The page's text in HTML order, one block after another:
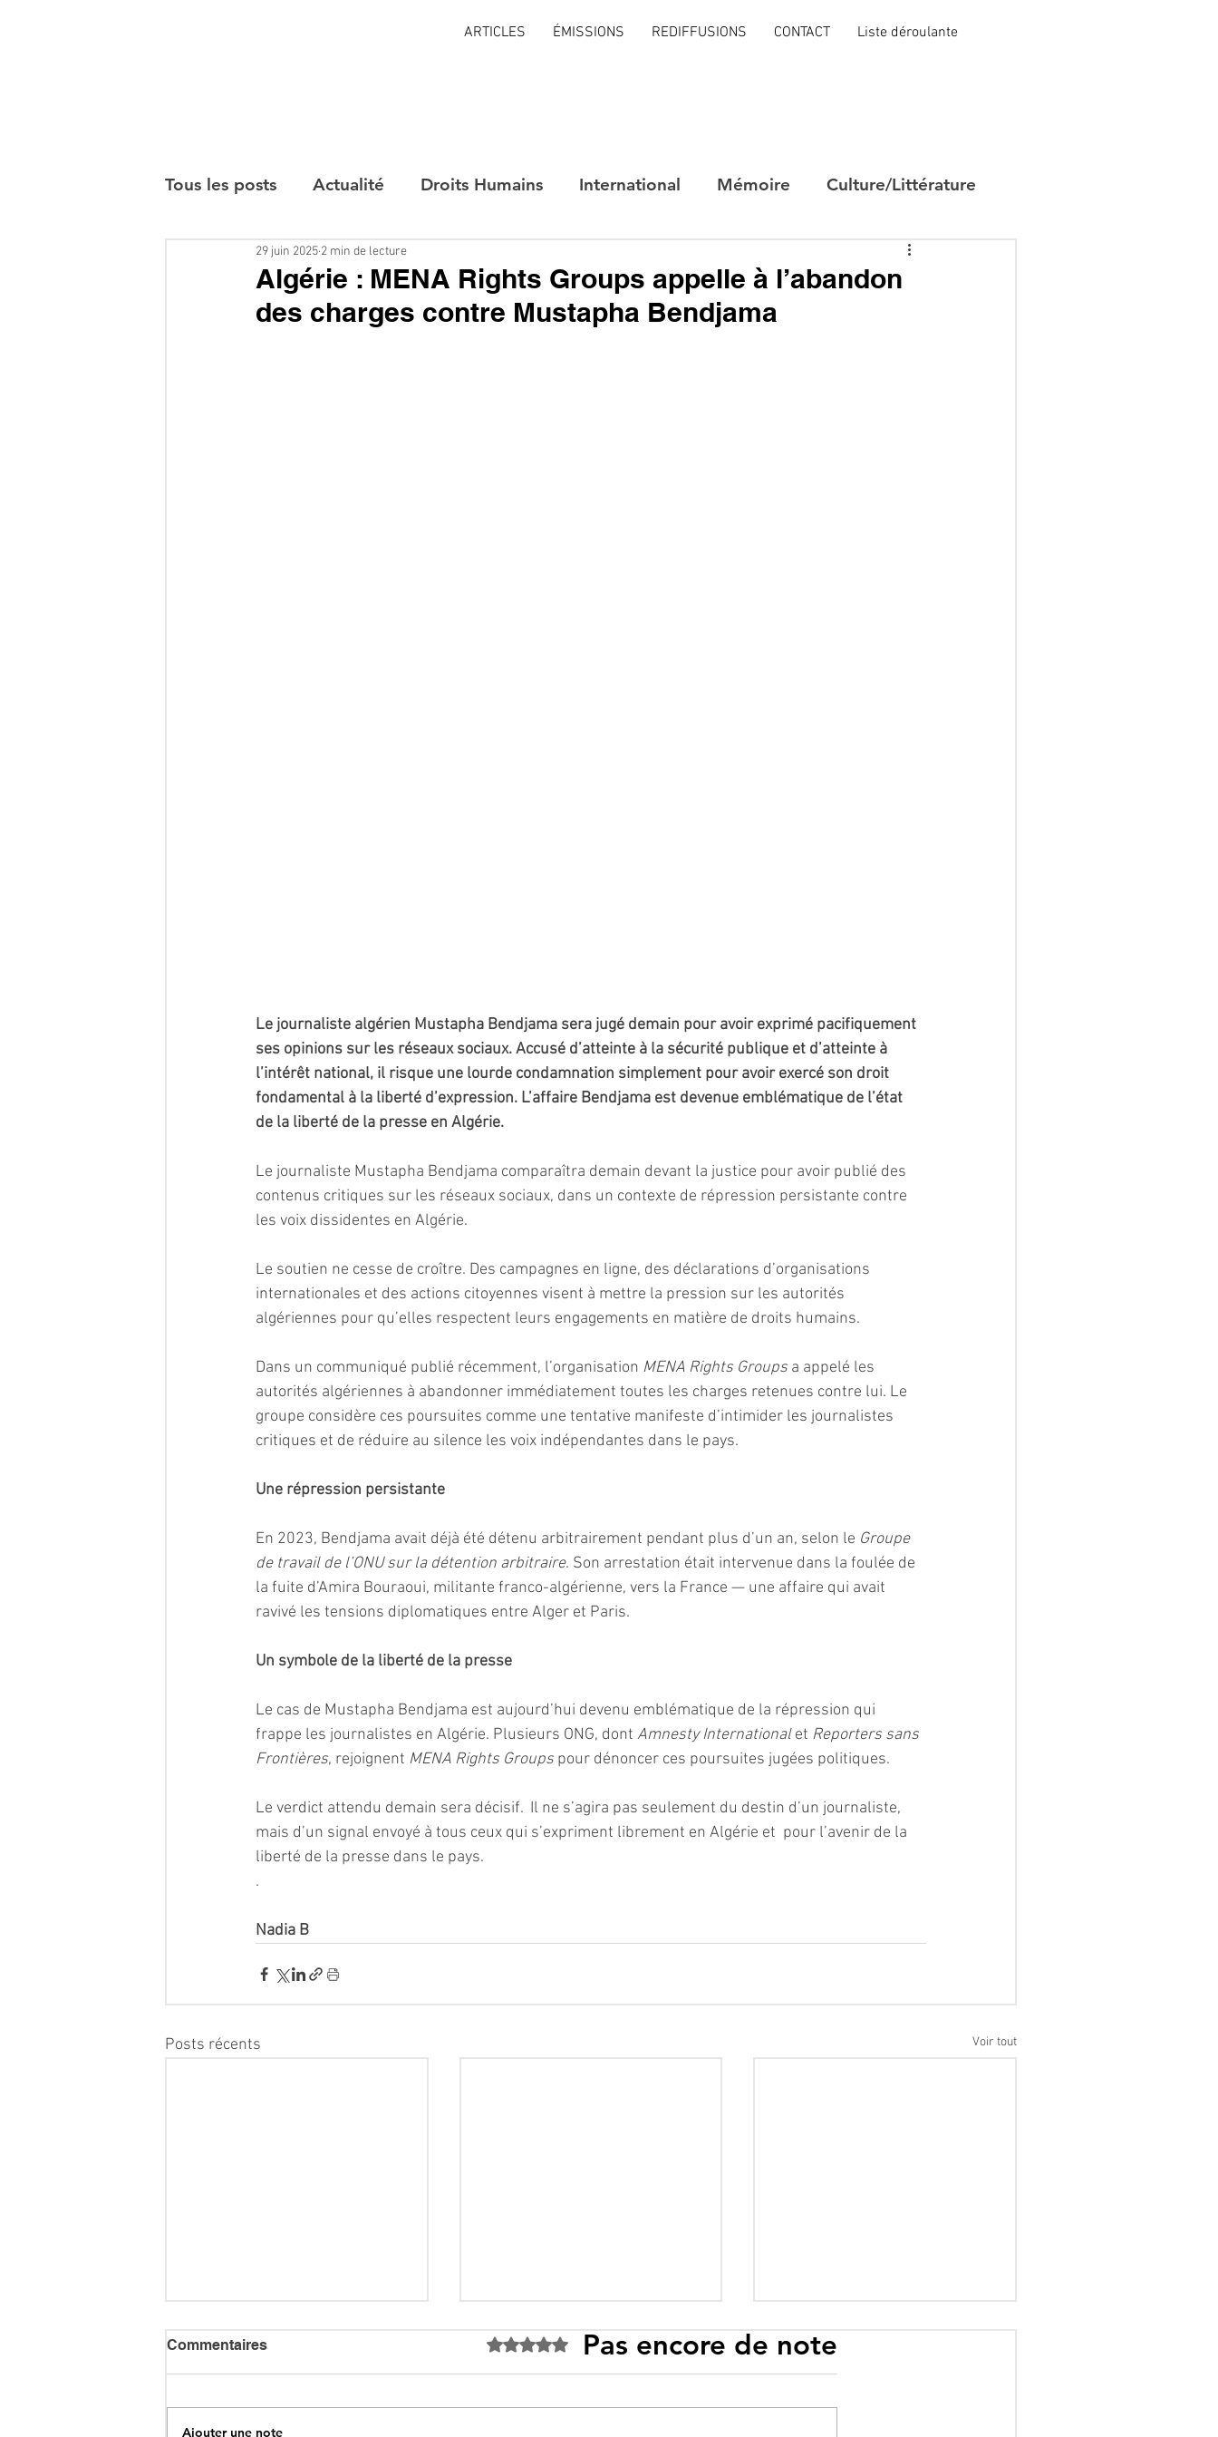
ARTICLES ÉMISSIONS REDIFFUSIONS CONTACT Liste déroulante
Tous les posts Actualité Droits Humains International Mémoire Culture/Littérature
Interviews
Algérie : MENA Rights Groups appelle à l’abandon
des charges contre Mustapha Bendjama
29 juin 2025 2 min de lecture
Le journaliste algérien Mustapha Bendjama sera jugé demain pour avoir exprimé pacifiquement
ses opinions sur les réseaux sociaux. Accusé d’atteinte à la sécurité publique et d’atteinte à
l’intérêt national, il risque une lourde condamnation simplement pour avoir exercé son droit
fondamental à la liberté d’expression. L’affaire Bendjama est devenue emblématique de l’état
de la liberté de la presse en Algérie.
Le journaliste Mustapha Bendjama comparaîtra demain devant la justice pour avoir publié des
contenus critiques sur les réseaux sociaux, dans un contexte de répression persistante contre
les voix dissidentes en Algérie.
Le soutien ne cesse de croître. Des campagnes en ligne, des déclarations d’organisations
internationales et des actions citoyennes visent à mettre la pression sur les autorités
algériennes pour qu’elles respectent leurs engagements en matière de droits humains.
Dans un communiqué publié récemment, l’organisation MENA Rights Groups a appelé les
autorités algériennes à abandonner immédiatement toutes les charges retenues contre lui. Le
groupe considère ces poursuites comme une tentative manifeste d’intimider les journalistes
critiques et de réduire au silence les voix indépendantes dans le pays.
Une répression persistante
En 2023, Bendjama avait déjà été détenu arbitrairement pendant plus d’un an, selon le Groupe
de travail de l’ONU sur la détention arbitraire. Son arrestation était intervenue dans la foulée de
la fuite d’Amira Bouraoui, militante franco-algérienne, vers la France — une affaire qui avait
ravivé les tensions diplomatiques entre Alger et Paris.
Un symbole de la liberté de la presse
Le cas de Mustapha Bendjama est aujourd’hui devenu emblématique de la répression qui
frappe les journalistes en Algérie. Plusieurs ONG, dont Amnesty International et Reporters sans
Frontières, rejoignent MENA Rights Groups pour dénoncer ces poursuites jugées politiques.
Le verdict attendu demain sera décisif.  Il ne s’agira pas seulement du destin d’un journaliste,
mais d’un signal envoyé à tous ceux qui s’expriment librement en Algérie et  pour l’avenir de la
liberté de la presse dans le pays.
.
Nadia B
Posts récents Voir tout
Commentaires Noté 0 étoile sur 5.Pas encore de note
Ajouter une note